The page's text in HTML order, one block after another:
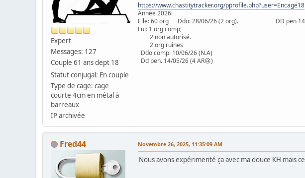
Expert
Messages: 127
Couple 61 ans dept 18
Statut conjugal: En couple
Type de cage: cage
courte 4cm en métal à
barreaux
IP archivée
https://www.chastitytracker.org/pprofile.php?user=Encagé18
Année 2026:
Elle: 60 org Ddo: 28/06/26 (2 org). DD pen 14/
Lui: 1 org comp;
2 non autorisé.
2 org ruines
Ddo comp: 10/06/26 (N.A)
Dd pen. 14/05/26 (4 AR😢)
Fred44 Novembre 26, 2025, 11:35:09 AM
Nous avons expérimenté ça avec ma douce KH mais